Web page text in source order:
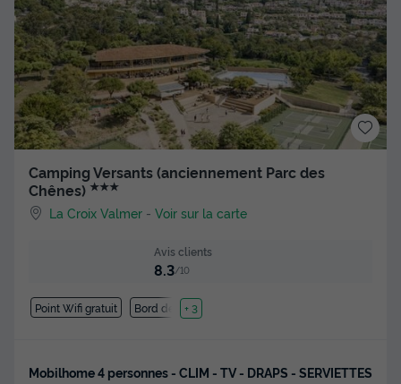
Camping Versants (anciennement Parc des
Chênes) ★★★
La Croix Valmer -Voir sur la carte
Avis clients
8.3/10
Point Wifi gratuit Bord de mer
+ 3
Mobilhome 4 personnes - CLIM - TV - DRAPS - SERVIETTES